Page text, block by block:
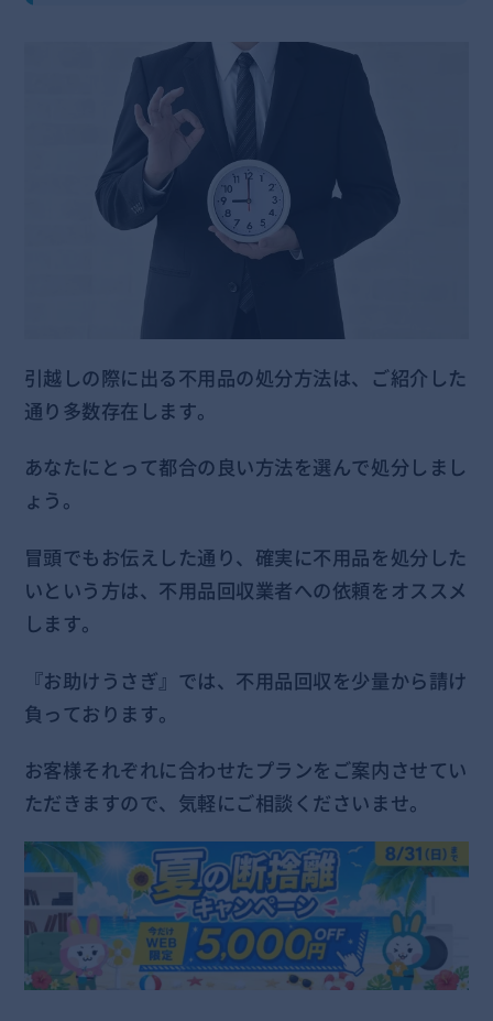
引越しの際に出る不用品の処分方法は、ご紹介した
通り多数存在します。
あなたにとって都合の良い方法を選んで処分しまし
ょう。
冒頭でもお伝えした通り、確実に不用品を処分した
いという方は、不用品回収業者への依頼をオススメ
します。
『お助けうさぎ』では、不用品回収を少量から請け
負っております。
お客様それぞれに合わせたプランをご案内させてい
ただきますので、気軽にご相談くださいませ。